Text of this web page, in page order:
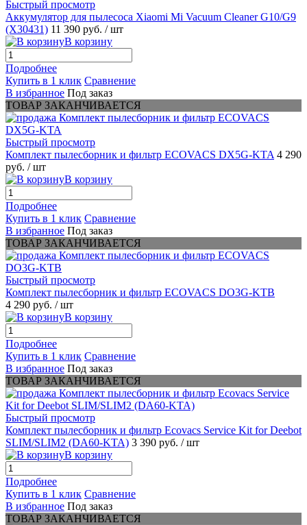
Быстрый просмотр
Аккумулятор для пылесоса Xiaomi Mi Vacuum Cleaner G10/G9
(X30431) 11 390 руб. / шт
В корзину
Подробнее
Купить в 1 клик Сравнение
В избранное Под заказ
ТОВАР ЗАКАНЧИВАЕТСЯ
Быстрый просмотр
Комплект пылесборник и фильтр ECOVACS DX5G-KTA 4 290
руб. / шт
В корзину
Подробнее
Купить в 1 клик Сравнение
В избранное Под заказ
ТОВАР ЗАКАНЧИВАЕТСЯ
Быстрый просмотр
Комплект пылесборник и фильтр ECOVACS DO3G-KTB
4 290 руб. / шт
В корзину
Подробнее
Купить в 1 клик Сравнение
В избранное Под заказ
ТОВАР ЗАКАНЧИВАЕТСЯ
Быстрый просмотр
Комплект пылесборник и фильтр Ecovacs Service Kit for Deebot
SLIM/SLIM2 (DA60-KTA) 3 390 руб. / шт
В корзину
Подробнее
Купить в 1 клик Сравнение
В избранное Под заказ
ТОВАР ЗАКАНЧИВАЕТСЯ